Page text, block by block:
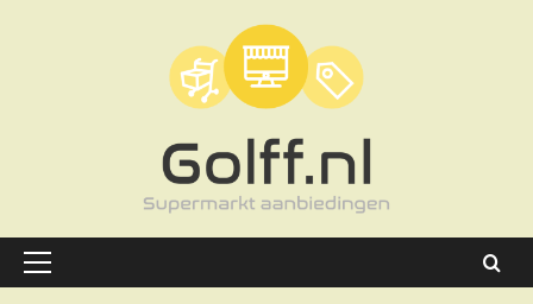
Primair